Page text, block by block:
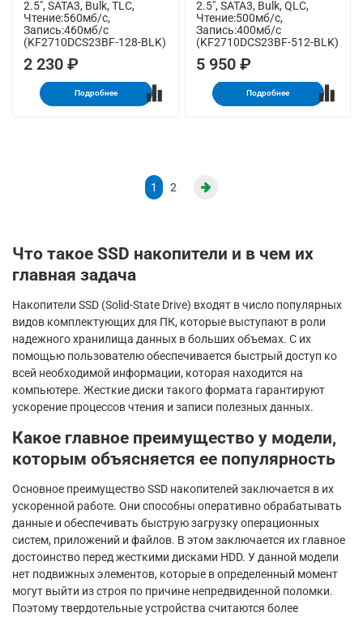
2.5", SATA3, Bulk, TLC,
Чтение:560мб/с,
Запись:460мб/с
(KF2710DCS23BF-128-BLK)
2 230 ₽
Подробнее
2.5", SATA3, Bulk, QLC,
Чтение:500мб/с,
Запись:400мб/с
(KF2710DCS23BF-512-BLK)
5 950 ₽
Подробнее
1 2
Что такое SSD накопители и в чем их
главная задача
Накопители SSD (Solid-State Drive) входят в число популярных
видов комплектующих для ПК, которые выступают в роли
надежного хранилища данных в больших объемах. С их
помощью пользователю обеспечивается быстрый доступ ко
всей необходимой информации, которая находится на
компьютере. Жесткие диски такого формата гарантируют
ускорение процессов чтения и записи полезных данных.
Какое главное преимущество у модели,
которым объясняется ее популярность
Основное преимущество SSD накопителей заключается в их
ускоренной работе. Они способны оперативно обрабатывать
данные и обеспечивать быструю загрузку операционных
систем, приложений и файлов. В этом заключается их главное
достоинство перед жесткими дисками HDD. У данной модели
нет подвижных элементов, которые в определенный момент
могут выйти из строя по причине непредвиденной поломки.
Поэтому твердотельные устройства считаются более